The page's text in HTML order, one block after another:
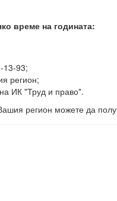
време на годината:
13-93;
регион;
ИК "Труд и право".
регион можете да